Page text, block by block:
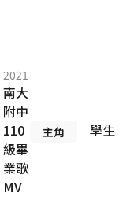
2021
南大
附中
110
級畢
業歌
MV
主角 學生